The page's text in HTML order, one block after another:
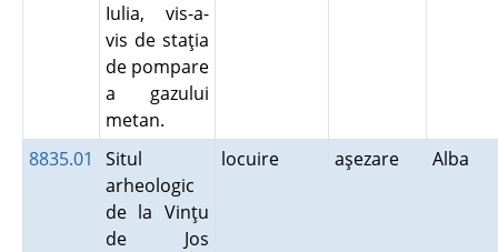
Iulia, vis-a-
vis de staţia
de pompare
a gazului
metan.
8835.01
Situl
arheologic
de la Vinţu
de Jos
locuire aşezare Alba